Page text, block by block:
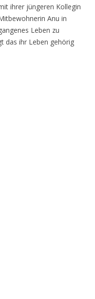
ihrer jüngeren Kollegin
Anu in
Leben zu
das ihr Leben gehörig